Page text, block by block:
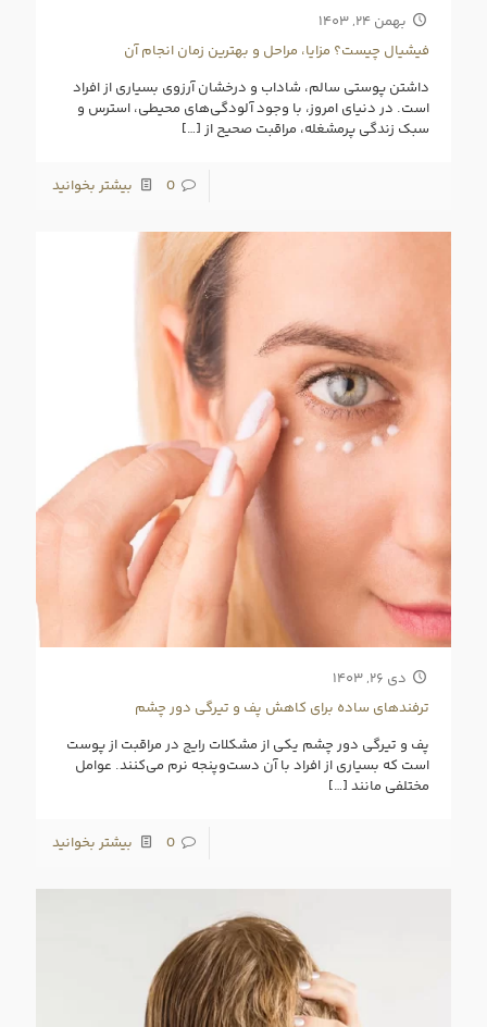
بهمن ۲۴, ۱۴۰۳
فیشیال چیست؟ مزایا، مراحل و بهترین زمان انجام آن
داشتن پوستی سالم، شاداب و درخشان آرزوی بسیاری از افراد
است. در دنیای امروز، با وجود آلودگی‌های محیطی، استرس و
سبک زندگی پرمشغله، مراقبت صحیح از […]
0 بیشتر بخوانید
دی ۲۶, ۱۴۰۳
ترفندهای ساده برای کاهش پف و تیرگی دور چشم
پف و تیرگی دور چشم یکی از مشکلات رایج در مراقبت از پوست
است که بسیاری از افراد با آن دست‌وپنجه نرم می‌کنند. عوامل
مختلفی مانند […]
0 بیشتر بخوانید